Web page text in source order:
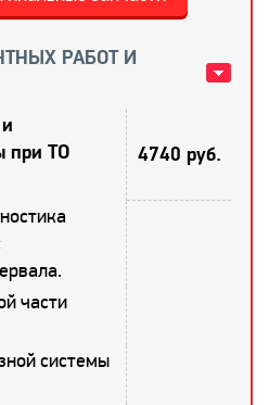
РАБОТ И
при ТО
4740 руб.
части
системы